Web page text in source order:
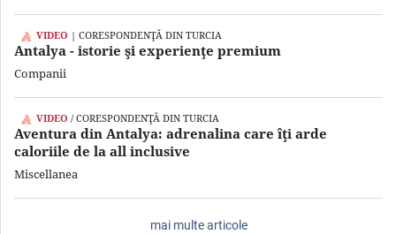
VIDEO | CORESPONDENŢĂ DIN TURCIA
Antalya - istorie şi experienţe premium
Companii
VIDEO / CORESPONDENŢĂ DIN TURCIA
Aventura din Antalya: adrenalina care îţi arde
caloriile de la all inclusive
Miscellanea
mai multe articole